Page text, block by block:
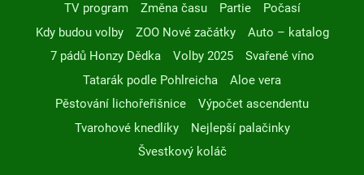
TV program
Změna času Partie
Počasí
Kdy budou volby
ZOO Nové začátky
Auto – katalog
7 pádů Honzy Dědka
Volby 2025
Svařené víno
Tatarák podle Pohlreicha
Aloe vera
Pěstování lichořeřišnice
Výpočet ascendentu
Tvarohové knedlíky
Nejlepší palačinky
Švestkový koláč